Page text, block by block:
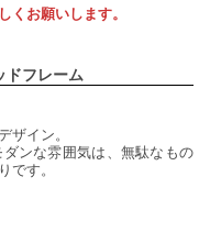
くお願いします。
ドフレーム
イン。
ンな雰囲気は、無駄なもの
す。